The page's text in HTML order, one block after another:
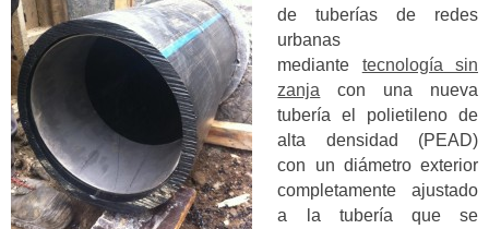
de tuberías de redes
urbanas
mediante tecnología sin
zanja con una nueva
tubería el polietileno de
alta densidad (PEAD)
con un diámetro exterior
completamente ajustado
a la tubería que se